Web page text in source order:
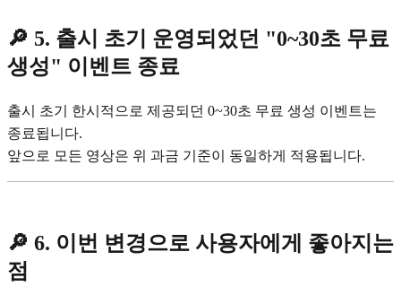
🔎 5. 출시 초기 운영되었던 "0~30초 무료
생성" 이벤트 종료
출시 초기 한시적으로 제공되던 0~30초 무료 생성 이벤트는
종료됩니다.
앞으로 모든 영상은 위 과금 기준이 동일하게 적용됩니다.
🔎 6. 이번 변경으로 사용자에게 좋아지는
점